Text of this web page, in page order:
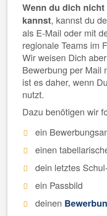
Wenn du dich
kannst, kannst du
als E-Mail oder mit
regionale Teams im
Wir weisen Dich
Bewerbung per Mail
ist es daher, wenn
nutzt.
Dazu benötigen wir
ein
einen
dein letztes
ein Passbild
deinen